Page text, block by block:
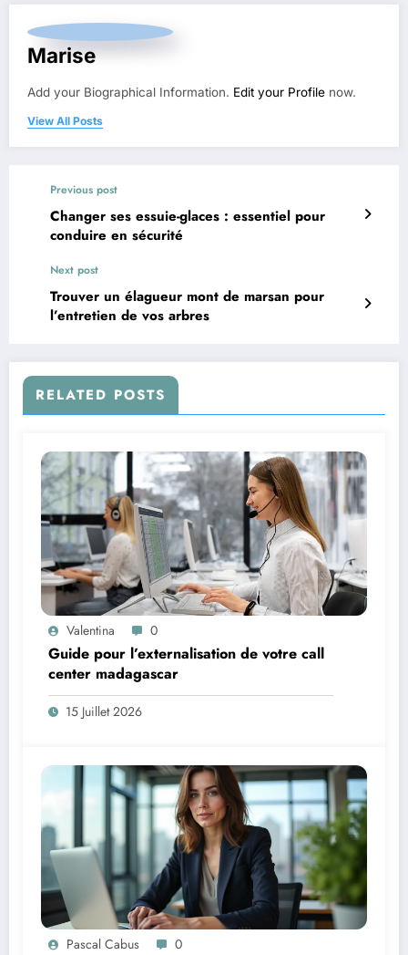
Marise
Add your Biographical Information. Edit your Profile now.
View All Posts
Previous post
Changer ses essuie-glaces : essentiel pour
conduire en sécurité
Next post
Trouver un élagueur mont de marsan pour
l’entretien de vos arbres
RELATED POSTS
Valentina 0
Guide pour l’externalisation de votre call
center madagascar
15 Juillet 2026
Pascal Cabus 0